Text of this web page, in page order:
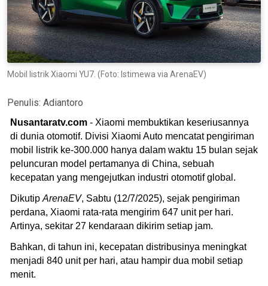
Mobil listrik Xiaomi YU7. (Foto: Istimewa via ArenaEV)
Penulis: Adiantoro
Nusantaratv.com - Xiaomi membuktikan keseriusannya
di dunia otomotif. Divisi Xiaomi Auto mencatat pengiriman
mobil listrik ke-300.000 hanya dalam waktu 15 bulan sejak
peluncuran model pertamanya di China, sebuah
kecepatan yang mengejutkan industri otomotif global.
Dikutip ArenaEV, Sabtu (12/7/2025), sejak pengiriman
perdana, Xiaomi rata-rata mengirim 647 unit per hari.
Artinya, sekitar 27 kendaraan dikirim setiap jam.
Bahkan, di tahun ini, kecepatan distribusinya meningkat
menjadi 840 unit per hari, atau hampir dua mobil setiap
menit.